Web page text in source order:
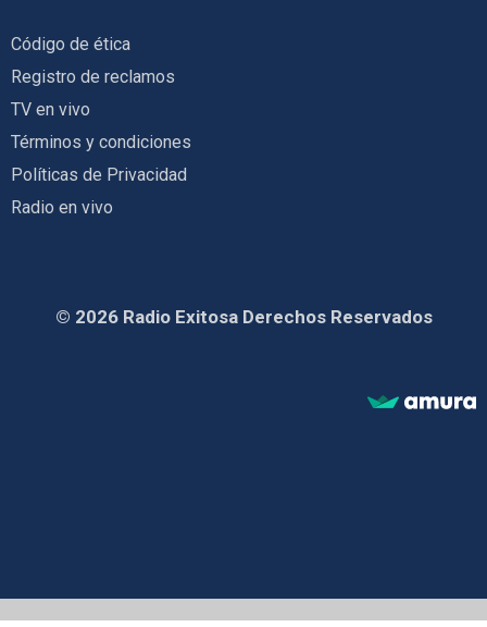
Código de ética
Registro de reclamos
TV en vivo
Términos y condiciones
Políticas de Privacidad
Radio en vivo
© 2026 Radio Exitosa Derechos Reservados